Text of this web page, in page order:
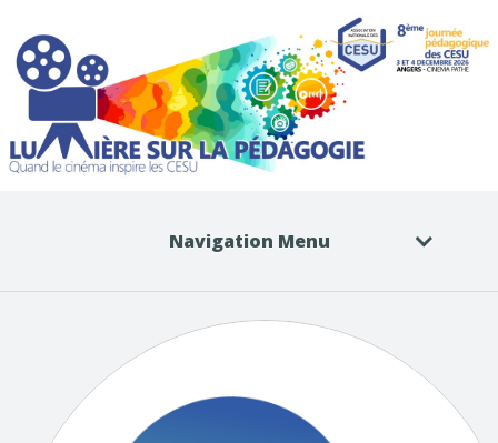
Navigation Menu